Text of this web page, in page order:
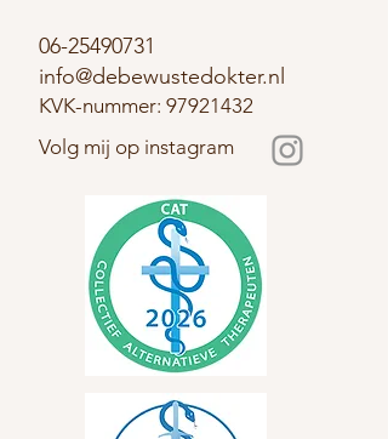
06-25490731
info@debewustedokter.nl
KVK-nummer: 97921432
Volg mij op instagram